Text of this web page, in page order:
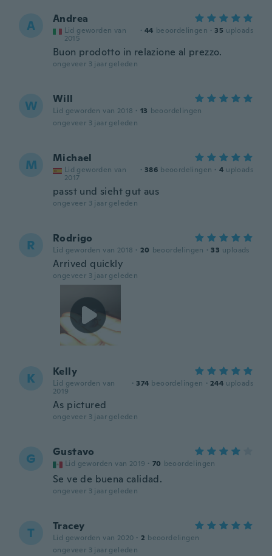
A Andrea
Lid geworden van
2015
· 44 beoordelingen · 35 uploads
Buon prodotto in relazione al prezzo.
ongeveer 3 jaar geleden
W Will
Lid geworden van 2018 · 13 beoordelingen
ongeveer 3 jaar geleden
M Michael
Lid geworden van
2017
· 386 beoordelingen · 4 uploads
passt und sieht gut aus
ongeveer 3 jaar geleden
R Rodrigo
Lid geworden van 2018 · 20 beoordelingen · 33 uploads
Arrived quickly
ongeveer 3 jaar geleden
K Kelly
Lid geworden van
2019
· 374 beoordelingen · 244 uploads
As pictured
ongeveer 3 jaar geleden
G Gustavo
Lid geworden van 2019 · 70 beoordelingen
Se ve de buena calidad.
ongeveer 3 jaar geleden
T Tracey
Lid geworden van 2020 · 2 beoordelingen
ongeveer 3 jaar geleden